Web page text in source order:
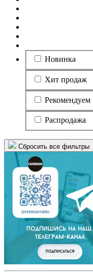
Новинка
Хит продаж
Рекомендуем
Распродажа
Сбросить все фильтры